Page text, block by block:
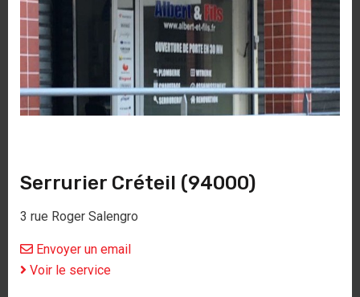
Serrurier Créteil (94000)
3 rue Roger Salengro
Envoyer un email
Voir le service